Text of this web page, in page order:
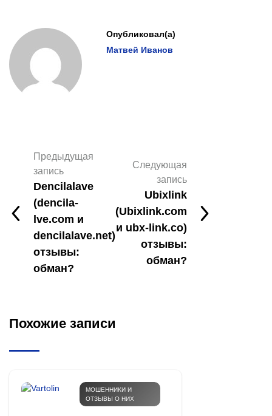
Опубликовал(а)
Матвей Иванов
Предыдущая
запись
Dencilalave
(dencila-
lve.com и
dencilalave.net)
отзывы:
обман?
Следующая
запись
Ubixlink
(Ubixlink.com
и ubx-link.co)
отзывы:
обман?
Похожие записи
МОШЕННИКИ И
ОТЗЫВЫ О НИХ